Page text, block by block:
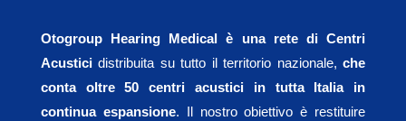
Otogroup Hearing Medical è una rete di Centri
Acusticidistribuita su tutto il territorio nazionale,che
conta oltre 50 centri acustici in tutta Italia in
continua espansione. Il nostro obiettivo è restituire